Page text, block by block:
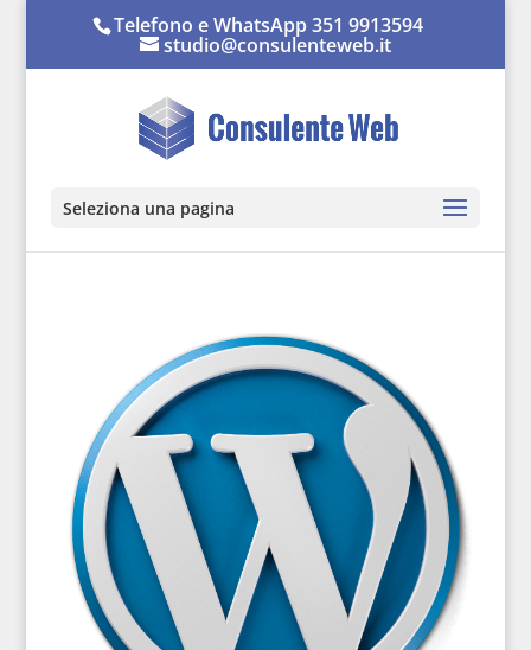
Telefono e WhatsApp 351 9913594
studio@consulenteweb.it
Seleziona una pagina